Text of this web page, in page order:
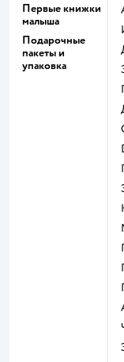
Первые книжки
малыша
Подарочные
пакеты и
упаковка